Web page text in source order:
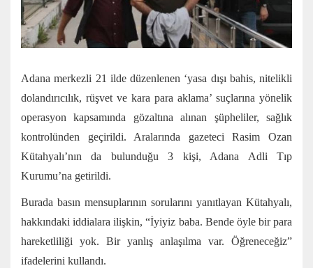
Adana merkezli 21 ilde düzenlenen ‘yasa dışı bahis, nitelikli
dolandırıcılık, rüşvet ve kara para aklama’ suçlarına yönelik
operasyon kapsamında gözaltına alınan şüpheliler, sağlık
kontrolünden geçirildi. Aralarında gazeteci Rasim Ozan
Kütahyalı’nın da bulunduğu 3 kişi, Adana Adli Tıp
Kurumu’na getirildi.
Burada basın mensuplarının sorularını yanıtlayan Kütahyalı,
hakkındaki iddialara ilişkin, “İyiyiz baba. Bende öyle bir para
hareketliliği yok. Bir yanlış anlaşılma var. Öğreneceğiz”
ifadelerini kullandı.